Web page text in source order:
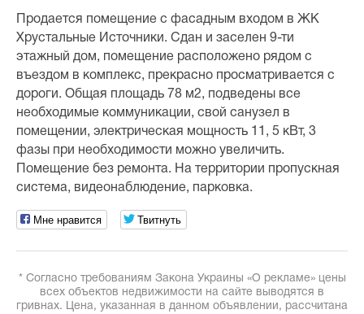
Продается помещение с фасадным входом в ЖК
Хрустальные Источники. Сдан и заселен 9-ти
этажный дом, помещение расположено рядом с
въездом в комплекс, прекрасно просматривается с
дороги. Общая площадь 78 м2, подведены все
необходимые коммуникации, свой санузел в
помещении, электрическая мощность 11, 5 кВт, 3
фазы при необходимости можно увеличить.
Помещение без ремонта. На территории пропускная
система, видеонаблюдение, парковка.
Мне нравится Твитнуть
* Согласно требованиям Закона Украины «О рекламе» цены
всех объектов недвижимости на сайте выводятся в
гривнах. Цена, указанная в данном объявлении, рассчитана